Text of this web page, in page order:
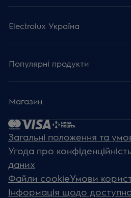
Electrolux Україна
Популярні продукти
Магазин
Загальні положення та
Угода про
даних
Файли cookieУмови
Інформація щодо